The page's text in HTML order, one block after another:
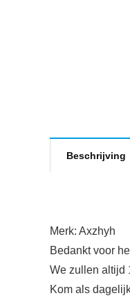
Beschrijving
Merk: Axzhyh
Bedankt voor
We zullen altijd
Kom als